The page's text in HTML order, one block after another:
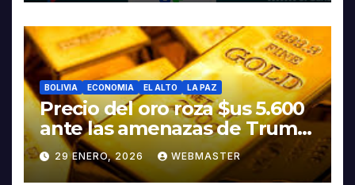
BOLIVIA ECONOMIA EL ALTO LA PAZ
Precio del oro roza $us 5.600
ante las amenazas de Trump
contra Irán
29 ENERO, 2026 WEBMASTER